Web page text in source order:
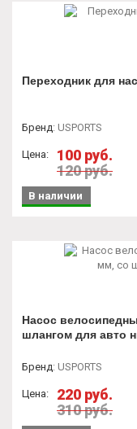
Переходник для
Бренд: USPORTS
Цена:
100 руб.
120 руб.
В наличии
Насос
шлангом для авто
Бренд: USPORTS
Цена:
220 руб.
310 руб.